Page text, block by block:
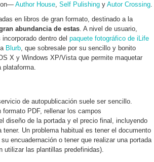
Author House, Self Pulishing y Autor Crossing.
en libros de gran formato, destinado a la
abundancia de estas. A nivel de usuario,
dentro del paquete fotográfico de iLife
Blurb, que sobresale por su sencillo y bonito
X y Windows XP/Vista que permite maquetar
plataforma.
de autopublicación suele ser sencillo.
PDF, rellenar los campos
diseño de la portada y el precio final, incluyendo
Un problema habitual es tener el documento
encuadernación o tener que realizar una portada
utilizar las plantillas predefinidas).